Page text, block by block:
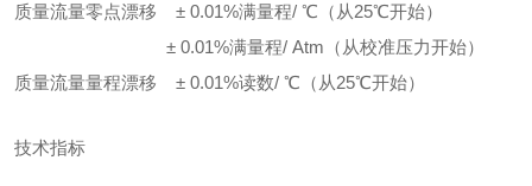
质量流量零点漂移 ± 0.01%满量程/ ℃（从25℃开始）
± 0.01%满量程/ Atm（从校准压力开始）
质量流量量程漂移 ± 0.01%读数/ ℃（从25℃开始）
技术指标